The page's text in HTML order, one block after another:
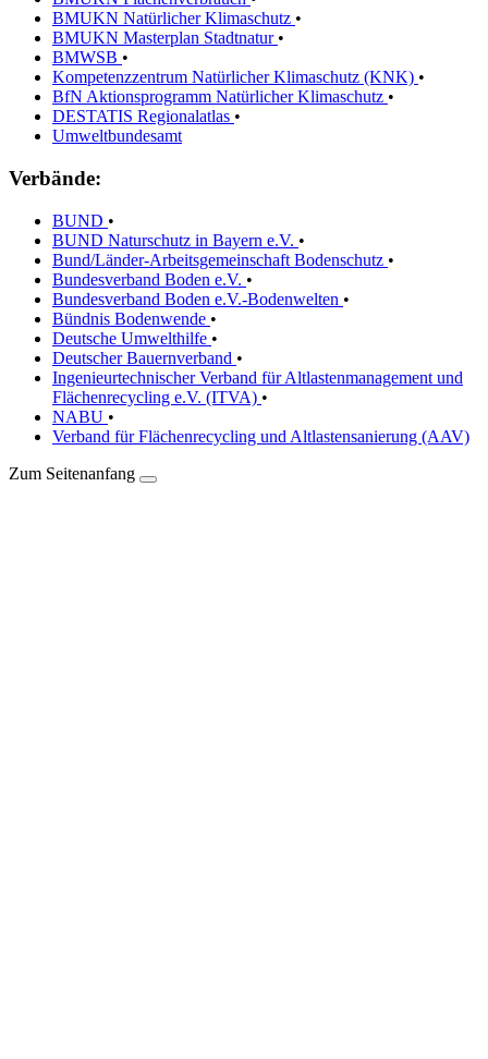
BMUKN Natürlicher Klimaschutz •
BMUKN Masterplan Stadtnatur •
BMWSB •
Kompetenzzentrum Natürlicher Klimaschutz (KNK) •
BfN Aktionsprogramm Natürlicher Klimaschutz •
DESTATIS Regionalatlas •
Umweltbundesamt
Verbände:
BUND •
BUND Naturschutz in Bayern e.V. •
Bund/Länder-Arbeitsgemeinschaft Bodenschutz •
Bundesverband Boden e.V. •
Bundesverband Boden e.V.-Bodenwelten •
Bündnis Bodenwende •
Deutsche Umwelthilfe •
Deutscher Bauernverband •
Ingenieurtechnischer Verband für Altlastenmanagement und
Flächenrecycling e.V. (ITVA) •
NABU •
Verband für Flächenrecycling und Altlastensanierung (AAV)
Zum Seitenanfang